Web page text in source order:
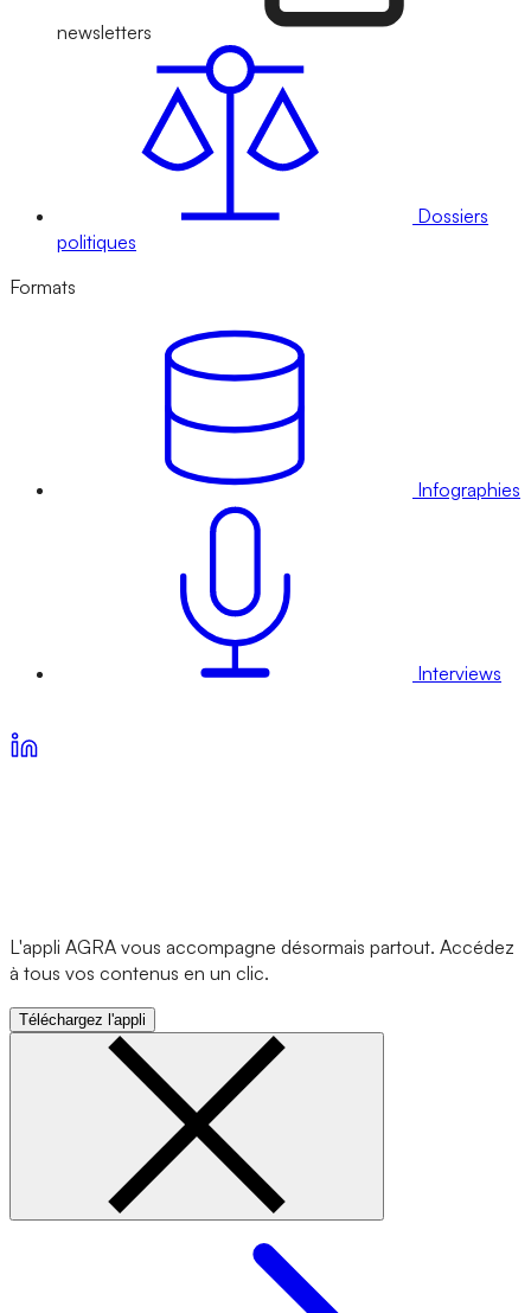
newsletters
Dossiers
politiques
Formats
Infographies
Interviews
L'appli AGRA vous accompagne désormais partout. Accédez
à tous vos contenus en un clic.
Téléchargez l'appli